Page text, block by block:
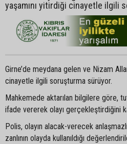
yaşamını yitirdiği cinayetle ilgili
Girne’de meydana gelen ve Nizam
cinayetle ilgili soruşturma sürüyor.
Mahkemede aktarılan bilgilere göre,
ifade vererek olayı gerçekleştirdiğini
Polis, olayın alacak-verecek
zanlının olayda kullanıldığı